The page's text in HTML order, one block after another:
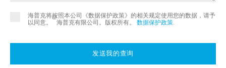
海普克将按照本公司《数据保护政策》的相关规定使用您的数据，请予
以同意。
©
海普克有限公司。版权所有。 数据保护政策.
发送我的查询